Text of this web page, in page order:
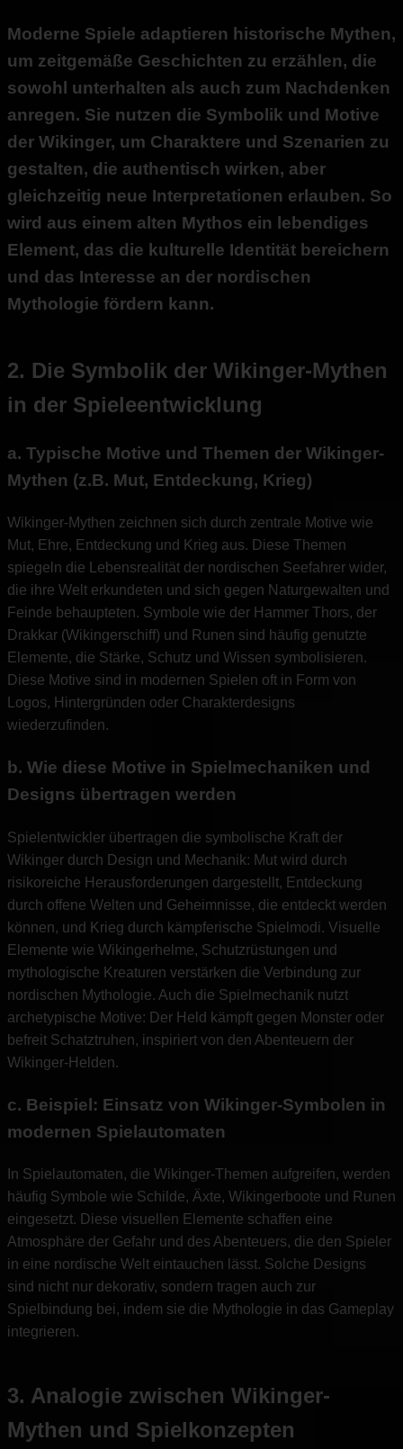
Moderne Spiele adaptieren historische Mythen,
um zeitgemäße Geschichten zu erzählen, die
sowohl unterhalten als auch zum Nachdenken
anregen. Sie nutzen die Symbolik und Motive
der Wikinger, um Charaktere und Szenarien zu
gestalten, die authentisch wirken, aber
gleichzeitig neue Interpretationen erlauben. So
wird aus einem alten Mythos ein lebendiges
Element, das die kulturelle Identität bereichern
und das Interesse an der nordischen
Mythologie fördern kann.
2. Die Symbolik der Wikinger-Mythen
in der Spieleentwicklung
a. Typische Motive und Themen der Wikinger-
Mythen (z.B. Mut, Entdeckung, Krieg)
Wikinger-Mythen zeichnen sich durch zentrale Motive wie
Mut, Ehre, Entdeckung und Krieg aus. Diese Themen
spiegeln die Lebensrealität der nordischen Seefahrer wider,
die ihre Welt erkundeten und sich gegen Naturgewalten und
Feinde behaupteten. Symbole wie der Hammer Thors, der
Drakkar (Wikingerschiff) und Runen sind häufig genutzte
Elemente, die Stärke, Schutz und Wissen symbolisieren.
Diese Motive sind in modernen Spielen oft in Form von
Logos, Hintergründen oder Charakterdesigns
wiederzufinden.
b. Wie diese Motive in Spielmechaniken und
Designs übertragen werden
Spielentwickler übertragen die symbolische Kraft der
Wikinger durch Design und Mechanik: Mut wird durch
risikoreiche Herausforderungen dargestellt, Entdeckung
durch offene Welten und Geheimnisse, die entdeckt werden
können, und Krieg durch kämpferische Spielmodi. Visuelle
Elemente wie Wikingerhelme, Schutzrüstungen und
mythologische Kreaturen verstärken die Verbindung zur
nordischen Mythologie. Auch die Spielmechanik nutzt
archetypische Motive: Der Held kämpft gegen Monster oder
befreit Schatztruhen, inspiriert von den Abenteuern der
Wikinger-Helden.
c. Beispiel: Einsatz von Wikinger-Symbolen in
modernen Spielautomaten
In Spielautomaten, die Wikinger-Themen aufgreifen, werden
häufig Symbole wie Schilde, Äxte, Wikingerboote und Runen
eingesetzt. Diese visuellen Elemente schaffen eine
Atmosphäre der Gefahr und des Abenteuers, die den Spieler
in eine nordische Welt eintauchen lässt. Solche Designs
sind nicht nur dekorativ, sondern tragen auch zur
Spielbindung bei, indem sie die Mythologie in das Gameplay
integrieren.
3. Analogie zwischen Wikinger-
Mythen und Spielkonzepten